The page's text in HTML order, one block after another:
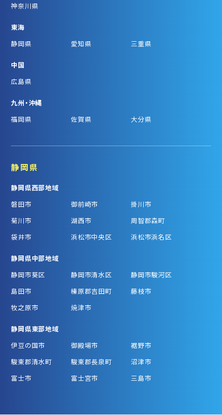
神奈川県
東海
静岡県
愛知県 三重県
中国
広島県
九州・沖縄
福岡県
佐賀県 大分県
静岡県
静岡県西部地域
磐田市
御前崎市
掛川市
菊川市
湖西市
周智郡森町
袋井市
浜松市中央区 浜松市浜名区
静岡県中部地域
静岡市葵区
静岡市清水区
静岡市駿河区
島田市
榛原郡吉田町
藤枝市
牧之原市
焼津市
静岡県東部地域
伊豆の国市
御殿場市
裾野市
駿東郡清水町
駿東郡長泉町
沼津市
富士市
富士宮市 三島市